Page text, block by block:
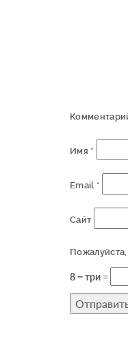
Имя *
Email *
Сайт
8 − три =